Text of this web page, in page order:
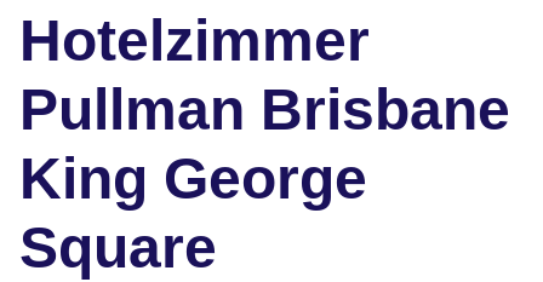
Hotelzimmer
Pullman Brisbane
King George
Square